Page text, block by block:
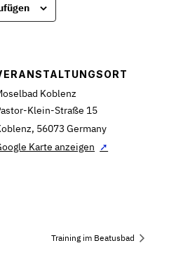
Koblenz
Klein-Straße 15
, 56073 Germany
Karte anzeigen
Training im Beatusbad